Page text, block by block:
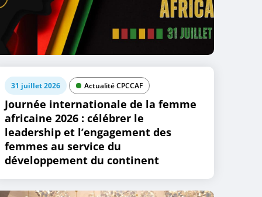
31 juillet 2026 Actualité CPCCAF
Journée internationale de la femme
africaine 2026 : célébrer le
leadership et l’engagement des
femmes au service du
développement du continent